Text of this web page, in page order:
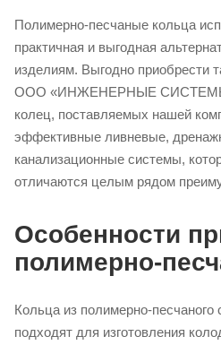
Полимерно-песчаные кольца
практичная и выгодная
изделиям. Выгодно приобрести
ООО «ИНЖЕНЕРНЫЕ
колец, поставляемых нашей
эффективные ливневые,
канализационные системы,
отличаются целым рядом
Особенности
полимерно-
Кольца из полимерно-песчаного
подходят для изготовления